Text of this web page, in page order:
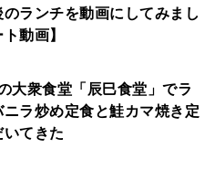
のランチを動画にしてみまし
動画】
大衆食堂「辰巳食堂」でラ
ニラ炒め定食と鮭カマ焼き定
てきた